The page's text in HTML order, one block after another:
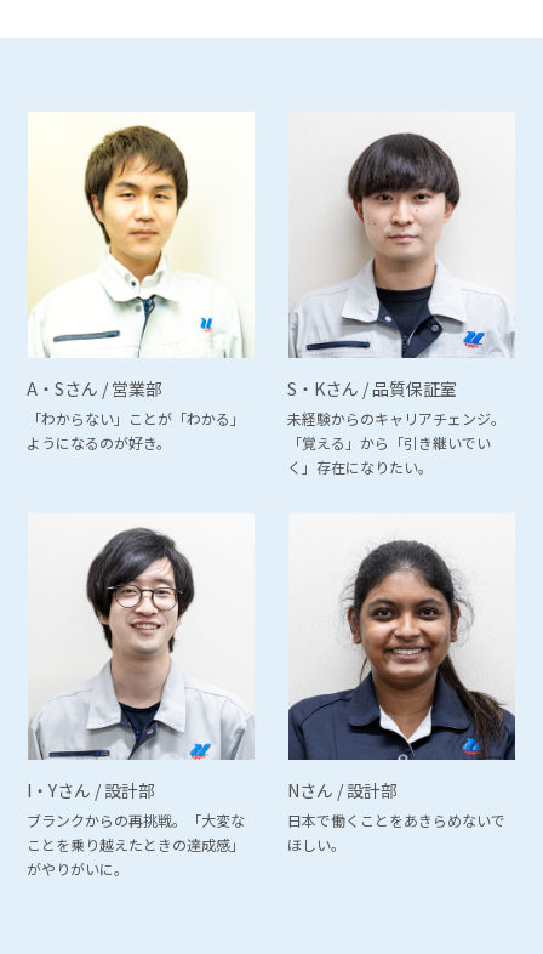
A・Sさん / 営業部
「わからない」ことが「わかる」
ようになるのが好き。
S・Kさん / 品質保証室
未経験からのキャリアチェンジ。
「覚える」から「引き継いでい
く」存在になりたい。
I・Yさん / 設計部
ブランクからの再挑戦。「大変な
ことを乗り越えたときの達成感」
がやりがいに。
Nさん / 設計部
日本で働くことをあきらめないで
ほしい。